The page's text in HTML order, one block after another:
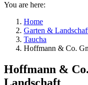
You are here:
Home
Garten &
Taucha
Hoffmann & Co.
Hoffmann &